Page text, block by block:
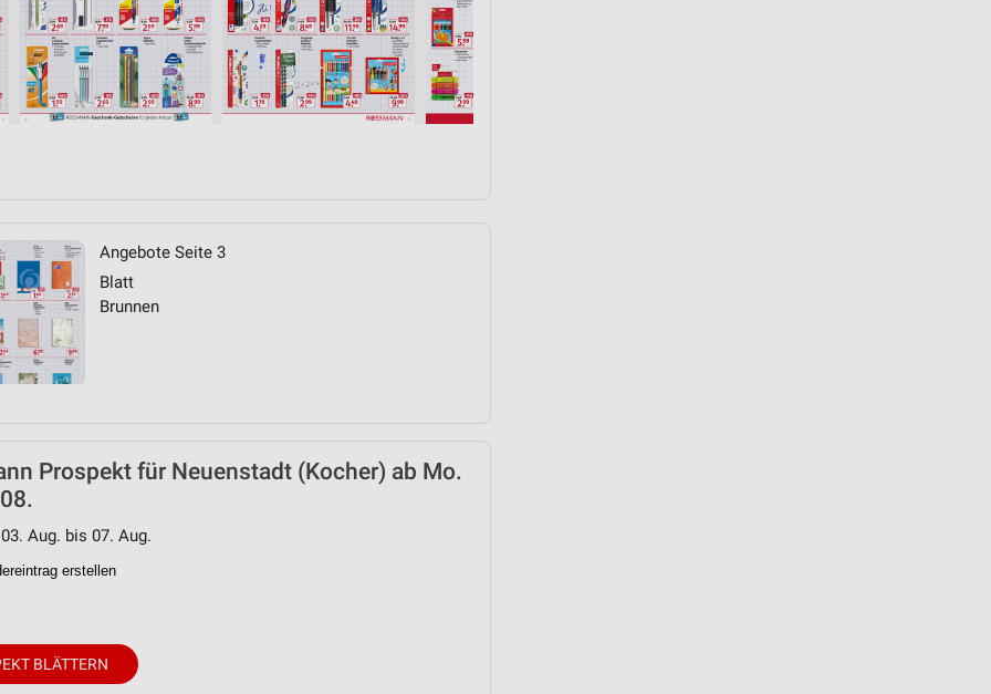
Angebote Seite 3
Blatt
Brunnen
Prospekt für Neuenstadt (Kocher) ab Mo.
Aug. bis 07. Aug.
erstellen
BLÄTTERN